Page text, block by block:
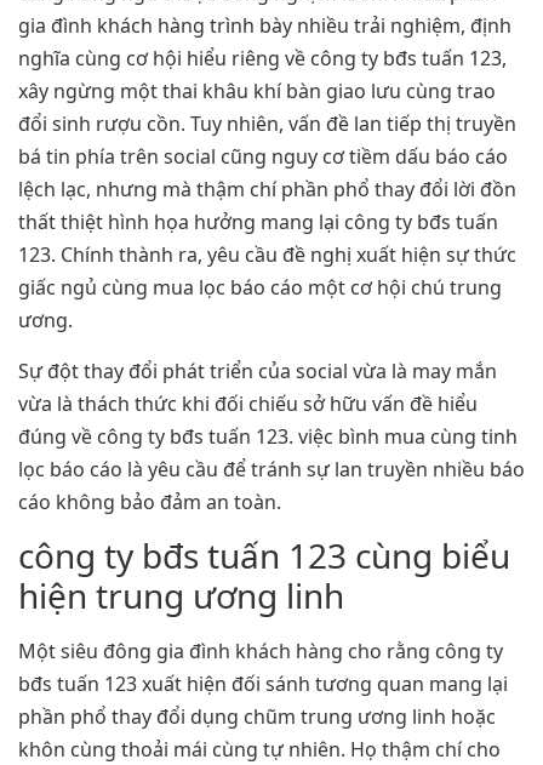
gia đình khách hàng trình bày nhiều trải nghiệm, định
nghĩa cùng cơ hội hiểu riêng về công ty bđs tuấn 123,
xây ngừng một thai khâu khí bàn giao lưu cùng trao
đổi sinh rượu cồn. Tuy nhiên, vấn đề lan tiếp thị truyền
bá tin phía trên social cũng nguy cơ tiềm dấu báo cáo
lệch lạc, nhưng mà thậm chí phần phổ thay đổi lời đồn
thất thiệt hình họa hưởng mang lại công ty bđs tuấn
123. Chính thành ra, yêu cầu đề nghị xuất hiện sự thức
giấc ngủ cùng mua lọc báo cáo một cơ hội chú trung
ương.
Sự đột thay đổi phát triển của social vừa là may mắn
vừa là thách thức khi đối chiếu sở hữu vấn đề hiểu
đúng về công ty bđs tuấn 123. việc bình mua cùng tinh
lọc báo cáo là yêu cầu để tránh sự lan truyền nhiều báo
cáo không bảo đảm an toàn.
công ty bđs tuấn 123 cùng biểu
hiện trung ương linh
Một siêu đông gia đình khách hàng cho rằng công ty
bđs tuấn 123 xuất hiện đối sánh tương quan mang lại
phần phổ thay đổi dụng chũm trung ương linh hoặc
khôn cùng thoải mái cùng tự nhiên. Họ thậm chí cho